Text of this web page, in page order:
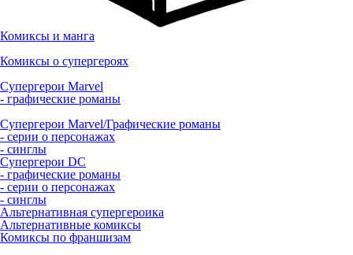
Комиксы и манга
Комиксы о супергероях
Супергерои Marvel
- графические романы
Супергерои Marvel/Графические романы
- серии о персонажах
- синглы
Супергерои DC
- графические романы
- серии о персонажах
- синглы
Альтернативная супергероика
Альтернативные комиксы
Комиксы по франшизам